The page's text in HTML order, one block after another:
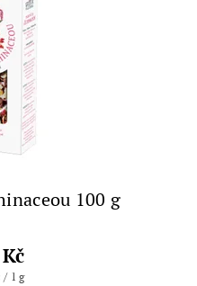
100 g
/ 1 g